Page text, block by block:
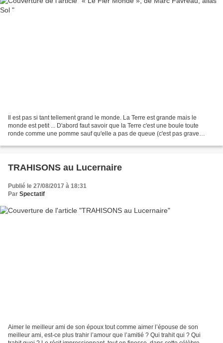
Il est pas si tant tellement grand le monde. La Terre est grande mais le
monde est petit ... D'abord faut savoir que la Terre c'est une boule toute
ronde comme une pomme sauf qu'elle a pas de queue (c'est pas grave
TRAHISONS au Lucernaire
Publié le 27/08/2017 à 18:31
Par Spectatif
Aimer le meilleur ami de son époux tout comme aimer l’épouse de son
meilleur ami, est-ce plus trahir l’amour que l’amitié ? Qui trahit qui ? Qui